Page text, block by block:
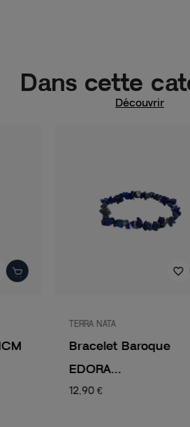
Dans cette
Découvrir
favorite_border
TERRA NATA
Bracelet Baroque
EDORA...
12,90 €